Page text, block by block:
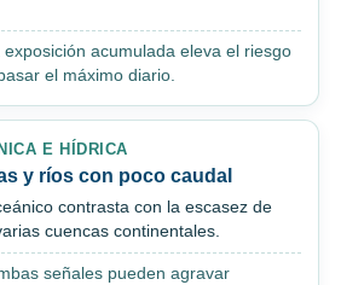
exposición acumulada eleva el riesgo
el máximo diario.
E HÍDRICA
y ríos con poco caudal
contrasta con la escasez de
cuencas continentales.
señales pueden agravar